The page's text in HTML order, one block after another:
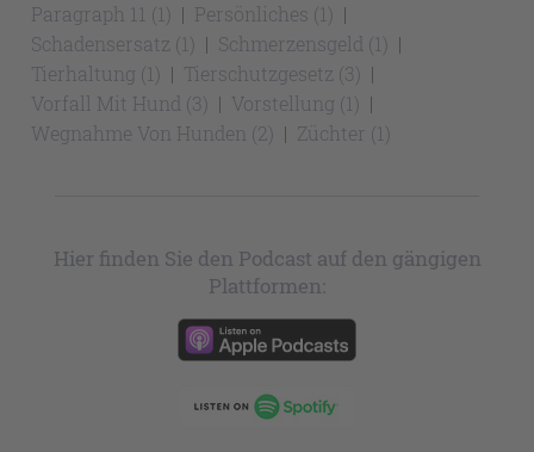
Paragraph 11 (1)
Persönliches (1)
Schadensersatz (1)
Schmerzensgeld (1)
Tierhaltung (1)
Tierschutzgesetz (3)
Vorfall Mit Hund (3)
Vorstellung (1)
Wegnahme Von Hunden (2)
Züchter (1)
Hier finden Sie den Podcast auf den gängigen
Plattformen: